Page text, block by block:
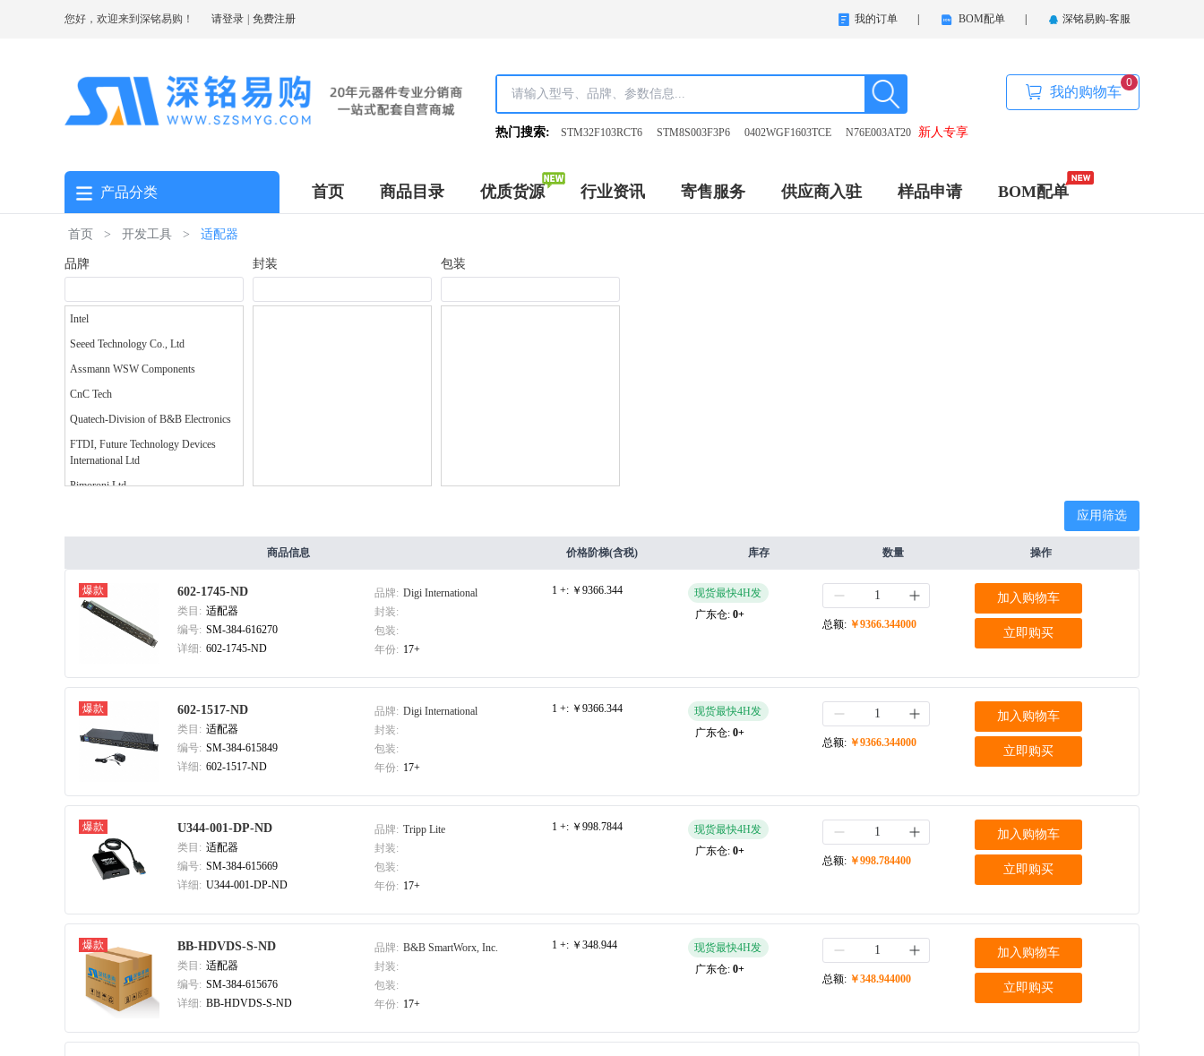
您好，欢迎来到深铭易购！ 请登录 免费注册 我的订单 BOM配单 深铭易购-客服
热门搜索: STM32F103RCT6 STM8S003F3P6 0402WGF1603TCE N76E003AT20 新人专享
我的购物车
0
产品分类 首页 商品目录 优质货源 行业资讯 寄售服务 供应商入驻 样品申请 BOM配单
首页 > 开发工具 > 适配器
品牌
Intel
Seeed Technology Co., Ltd
Assmann WSW Components
CnC Tech
Quatech-Division of B&B Electronics
FTDI, Future Technology Devices
International Ltd
Pimoroni Ltd
B&B SmartWorx, Inc.
Digi International
HMS Industrial Networks Inc.
Tripp Lite
Pi Supply
ebm-papst Inc.
DLP Design Inc.
Adafruit Industries LLC
Parallax Inc.
封装 包装
应用筛选
商品信息 价格阶梯(含税) 库存 数量 操作
爆款 602-1745-ND
类目: 适配器
编号: SM-384-616270
详细: 602-1745-ND
品牌: Digi International
封装:
包装:
年份: 17+
1 +: ￥9366.344
现货最快4H发
广东仓: 0+
总额: ￥9366.344000
加入购物车
立即购买
爆款 602-1517-ND
类目: 适配器
编号: SM-384-615849
详细: 602-1517-ND
品牌: Digi International
封装:
包装:
年份: 17+
1 +: ￥9366.344
现货最快4H发
广东仓: 0+
总额: ￥9366.344000
加入购物车
立即购买
爆款 U344-001-DP-ND
类目: 适配器
编号: SM-384-615669
详细: U344-001-DP-ND
品牌: Tripp Lite
封装:
包装:
年份: 17+
1 +: ￥998.7844
现货最快4H发
广东仓: 0+
总额: ￥998.784400
加入购物车
立即购买
爆款 BB-HDVDS-S-ND
类目: 适配器
编号: SM-384-615676
详细: BB-HDVDS-S-ND
品牌: B&B SmartWorx, Inc.
封装:
包装:
年份: 17+
1 +: ￥348.944
现货最快4H发
广东仓: 0+
总额: ￥348.944000
加入购物车
立即购买